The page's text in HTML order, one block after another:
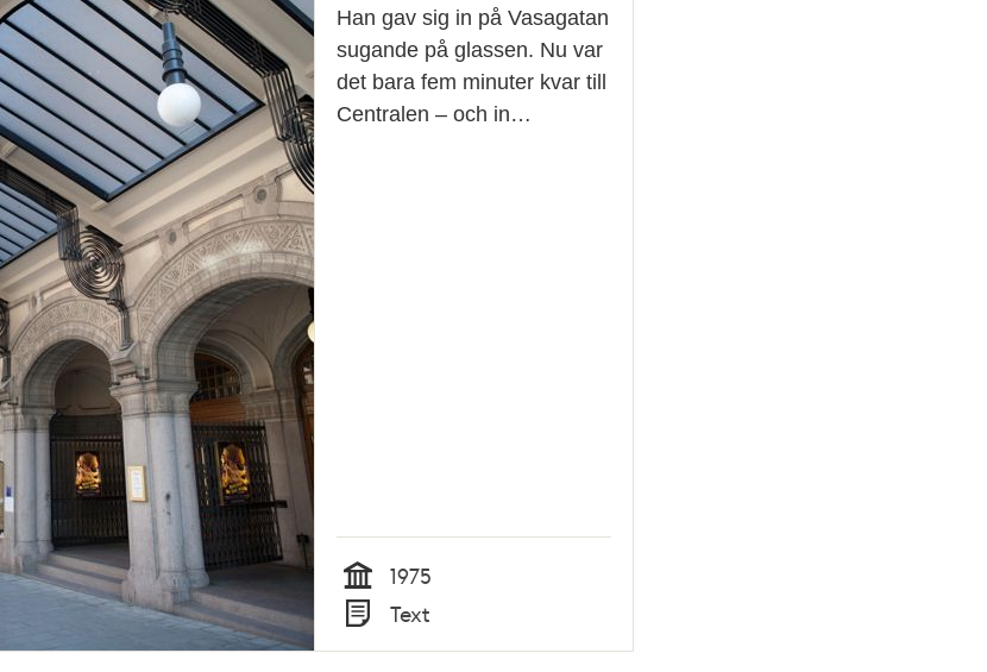
Han gav sig in på Vasagatan
sugande på glassen. Nu var
det bara fem minuter kvar till
Centralen – och in…
Tid
1975
Typ
Text